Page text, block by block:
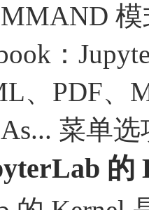
：
、PDF、
菜单
的